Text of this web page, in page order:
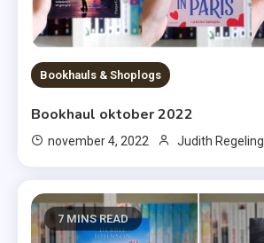
Bookhauls & Shoplogs
Bookhaul oktober 2022
november 4, 2022 Judith Regeling
7 MINS READ